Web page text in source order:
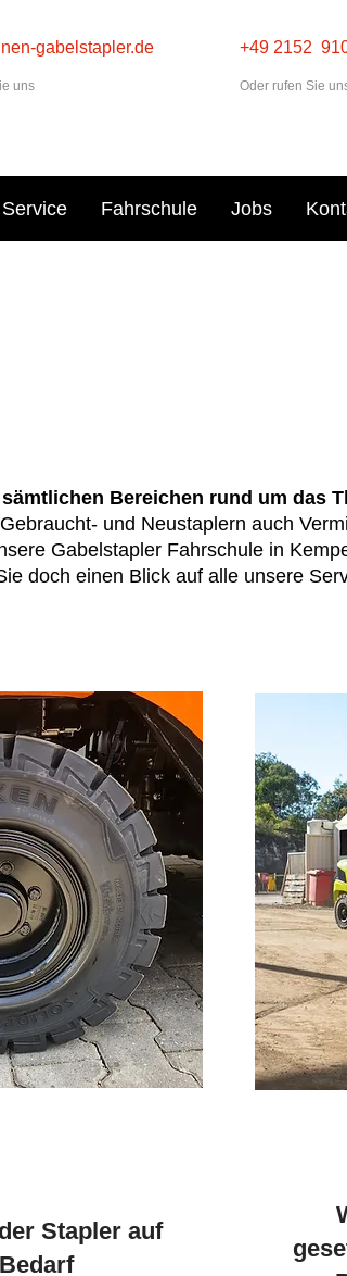
gabelstapler.de
uns
+49 2152
Oder rufen Sie
Service Fahrschule Jobs
Bereichen rund um das
und Neustaplern auch
Gabelstapler Fahrschule in
doch einen Blick auf alle unsere
Stapler auf